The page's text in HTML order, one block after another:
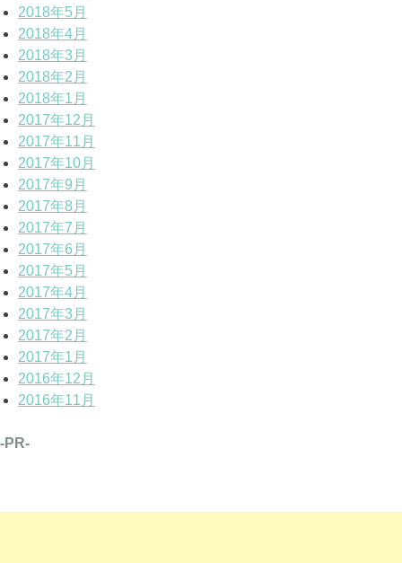
2018年5月
2018年4月
2018年3月
2018年2月
2018年1月
2017年12月
2017年11月
2017年10月
2017年9月
2017年8月
2017年7月
2017年6月
2017年5月
2017年4月
2017年3月
2017年2月
2017年1月
2016年12月
2016年11月
-PR-